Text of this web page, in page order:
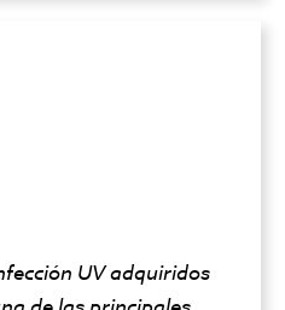
UV adquiridos